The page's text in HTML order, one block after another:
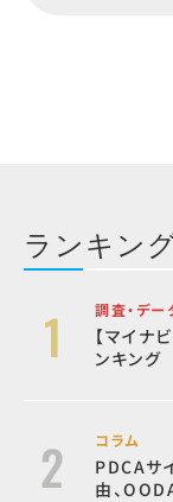
ランキン
調査・デー
【マイナ
ンキング
コラム
PDCAサ
由、